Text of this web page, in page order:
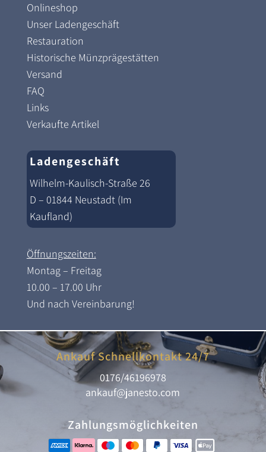
Onlineshop
Unser Ladengeschäft
Restauration
Historische Münzprägestätten
Versand
FAQ
Links
Verkaufte Artikel
Ladengeschäft
Wilhelm-Kaulisch-Straße 26
D – 01844 Neustadt (Im
Kaufland)
Öffnungszeiten:
Montag – Freitag
10.00 – 17.00 Uhr
Und nach Vereinbarung!
Ankauf Schnellkontakt 24/7
0176/46196978
ankauf@janesto.com
Zahlungsmöglichkeiten